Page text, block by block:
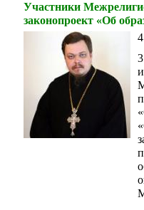
Участники
законопроект «Об